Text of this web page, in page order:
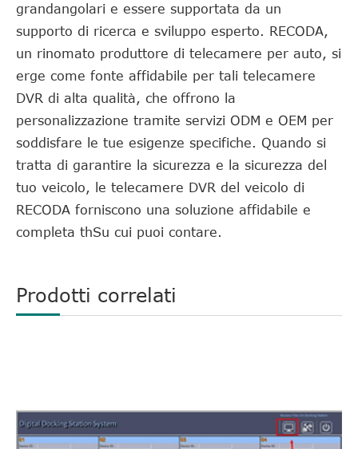
grandangolari e essere supportata da un
supporto di ricerca e sviluppo esperto. RECODA,
un rinomato produttore di telecamere per auto, si
erge come fonte affidabile per tali telecamere
DVR di alta qualità, che offrono la
personalizzazione tramite servizi ODM e OEM per
soddisfare le tue esigenze specifiche. Quando si
tratta di garantire la sicurezza e la sicurezza del
tuo veicolo, le telecamere DVR del veicolo di
RECODA forniscono una soluzione affidabile e
completa thSu cui puoi contare.
Prodotti correlati